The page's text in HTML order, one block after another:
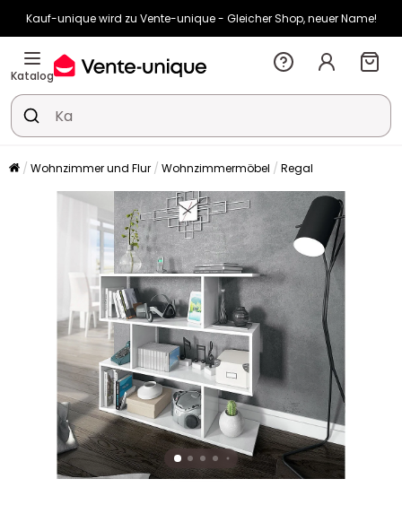
Kauf-unique wird zu Vente-unique - Gleicher Shop, neuer Name!
-10% ab 400€ mitHEAT10auf Vente-unique-Produkte
Noch:
Katalog
Wohnzimmer und Flur Wohnzimmermöbel Regal